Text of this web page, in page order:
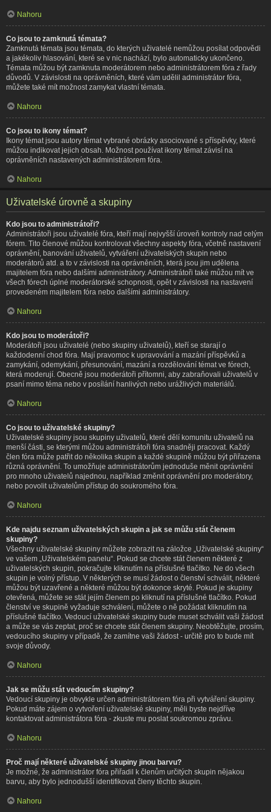
Nahoru
Co jsou to zamknutá témata?
Zamknutá témata jsou témata, do kterých uživatelé nemůžou posílat odpovědi
a jakékoliv hlasování, které se v nic nachází, bylo automaticky ukončeno.
Témata můžou být zamknuta moderátorem nebo administrátorem fóra z řady
důvodů. V závislosti na oprávněních, které vám udělil administrátor fóra,
můžete také mít možnost zamykat vlastní témata.
Nahoru
Co jsou to ikony témat?
Ikony témat jsou autory témat vybrané obrázky asociované s příspěvky, které
můžou indikovat jejich obsah. Možnost používat ikony témat závisí na
oprávněních nastavených administrátorem fóra.
Nahoru
Uživatelské úrovně a skupiny
Kdo jsou to administrátoři?
Administrátoři jsou uživatelé fóra, kteří mají nejvyšší úroveň kontroly nad celým
fórem. Tito členové můžou kontrolovat všechny aspekty fóra, včetně nastavení
oprávnění, banování uživatelů, vytváření uživatelských skupin nebo
moderátorů atd. a to v závislosti na oprávněních, která jsou jim udělena
majitelem fóra nebo dalšími administrátory. Administrátoři také můžou mít ve
všech fórech úplné moderátorské schopnosti, opět v závislosti na nastavení
provedeném majitelem fóra nebo dalšími administrátory.
Nahoru
Kdo jsou to moderátoři?
Moderátoři jsou uživatelé (nebo skupiny uživatelů), kteří se starají o
každodenní chod fóra. Mají pravomoc k upravování a mazání příspěvků a
zamykání, odemykání, přesunování, mazání a rozdělování témat ve fórech,
která moderují. Obecně jsou moderátoři přítomni, aby zabraňovali uživatelů v
psaní mimo téma nebo v posílání hanlivých nebo urážlivých materiálů.
Nahoru
Co jsou to uživatelské skupiny?
Uživatelské skupiny jsou skupiny uživatelů, které dělí komunitu uživatelů na
menší části, se kterými můžou administrátoři fóra snadněji pracovat. Každý
člen fóra může patřit do několika skupin a každé skupině můžou být přiřazena
různá oprávnění. To umožňuje administrátorům jednoduše měnit oprávnění
pro mnoho uživatelů najednou, například změnit oprávnění pro moderátory,
nebo povolit uživatelům přístup do soukromého fóra.
Nahoru
Kde najdu seznam uživatelských skupin a jak se můžu stát členem
skupiny?
Všechny uživatelské skupiny můžete zobrazit na záložce „Uživatelské skupiny“
ve vašem „Uživatelském panelu“. Pokud se chcete stát členem některé z
uživatelských skupin, pokračujte kliknutím na příslušné tlačítko. Ne do všech
skupin je volný přístup. V některých se musí žádost o členství schválit, některé
můžou být uzavřené a některé můžou být dokonce skryté. Pokud je skupiny
otevřená, můžete se stát jejím členem po kliknutí na příslušné tlačítko. Pokud
členství ve skupině vyžaduje schválení, můžete o ně požádat kliknutím na
příslušné tlačítko. Vedoucí uživatelské skupiny bude muset schválit vaši žádost
a může se vás zeptat, proč se chcete stát členem skupiny. Neobtěžujte, prosím,
vedoucího skupiny v případě, že zamítne vaši žádost - určitě pro to bude mít
svoje důvody.
Nahoru
Jak se můžu stát vedoucím skupiny?
Vedoucí skupiny je obvykle určen administrátorem fóra při vytváření skupiny.
Pokud máte zájem o vytvoření uživatelské skupiny, měli byste nejdříve
kontaktovat administrátora fóra - zkuste mu poslat soukromou zprávu.
Nahoru
Proč mají některé uživatelské skupiny jinou barvu?
Je možné, že administrátor fóra přiřadil k členům určitých skupin nějakou
barvu, aby bylo jednodušší identifikovat členy těchto skupin.
Nahoru